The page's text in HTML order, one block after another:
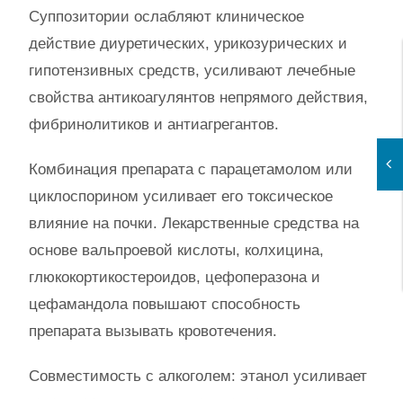
Суппозитории ослабляют клиническое
действие диуретических, урикозурических и
гипотензивных средств, усиливают лечебные
свойства антикоагулянтов непрямого действия,
фибринолитиков и антиагрегантов.
Комбинация препарата с парацетамолом или
циклоспорином усиливает его токсическое
влияние на почки. Лекарственные средства на
основе вальпроевой кислоты, колхицина,
глюкокортикостероидов, цефоперазона и
цефамандола повышают способность
препарата вызывать кровотечения.
Совместимость с алкоголем: этанол усиливает